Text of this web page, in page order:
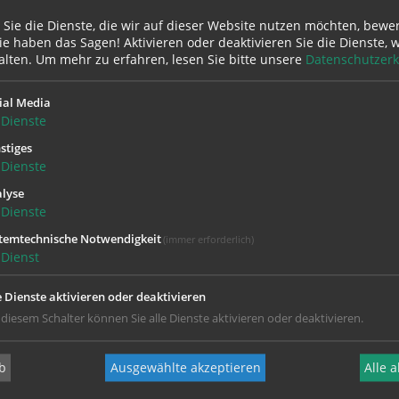
die neue Übersetzung ein anderes Juden- und
Überschriften und Anmerkungen wurden völlig neu
gebracht.
nachlesen:
ZUR EINHEITSÜBERSETZUNG MIT NEUERUNGEN IM ÜBERBLICK
EIN NEUER IMPULS ZUR LEKTÜRE DER BIBEL
Sie die Dienste, die wir auf dieser Website nutzen möchten,
haben das Sagen! Aktivieren oder deaktivieren Sie die Dienste,
Um mehr zu erfahren, lesen Sie bitte unsere
Media
Dienste
Dienste
Dienste
Notwendigkeit (immer erforderlich)
Dienst
Dienste aktivieren oder deaktivieren
Schalter können Sie alle Dienste aktivieren oder deaktivieren.
Ausgewählte akzeptieren Alle